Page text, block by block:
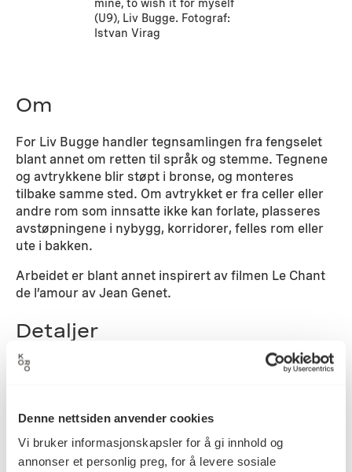
Denne nettsiden anvender cookies
Vi bruker informasjonskapsler for å gi innhold og
annonser et personlig preg, for å levere sosiale
mine, to wish it for myself
(U9), Liv Bugge. Fotograf:
Istvan Virag
Om
For Liv Bugge handler tegnsamlingen fra fengselet
blant annet om retten til språk og stemme. Tegnene
og avtrykkene blir støpt i bronse, og monteres
tilbake samme sted. Om avtrykket er fra celler eller
andre rom som innsatte ikke kan forlate, plasseres
avstøpningene i nybygg, korridorer, felles rom eller
ute i bakken.
Arbeidet er blant annet inspirert av filmen Le Chant
de l’amour av Jean Genet.
Detaljer
Liv Bugge